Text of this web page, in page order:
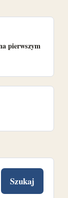
pierwszym